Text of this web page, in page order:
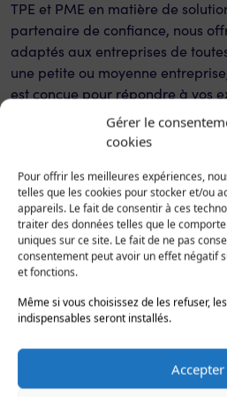
Gérer le
cookies
Pour offrir les meilleures expériences,
telles que les cookies pour stocker et/ou
appareils. Le fait de consentir à ces
traiter des données telles que le
uniques sur ce site. Le fait de ne pas
consentement peut avoir un effet négatif
et fonctions.
Même si vous choisissez de les refuser,
indispensables seront installés.
Accepter
TPE et PME en matière de
partenaire de confiance, nous
adaptés aux entreprises de
une petite ou moyenne
est conçue pour répondre à vos
professionnelles uniques.
Nous proposons une gamme
conçus spécialement pour les
besoin d’héberger votre site
applications cloud sur mesure,
sensibles, ou d’utiliser des
Hopla a les solutions idéales
croissance. Notre plateforme
conçue pour répondre à vos
offrant la flexibilité nécessaire
Nous comprenons que les